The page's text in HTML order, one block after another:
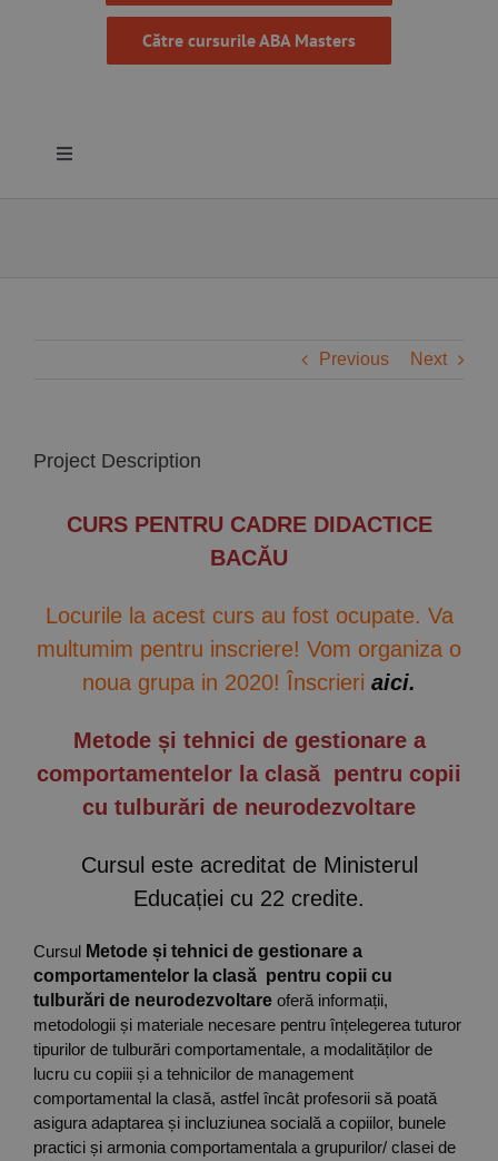
Către cursurile ABA Masters
Toggle
Contact
Previous Next
Project Description
CURS PENTRU CADRE DIDACTICE
BACĂU
Locurile la acest curs au fost ocupate. Va
multumim pentru inscriere! Vom organiza o
noua grupa in 2020! Înscrieri aici.
Metode și tehnici de gestionare a
comportamentelor la clasă pentru copii
cu tulburări de neurodezvoltare
Cursul este acreditat de Ministerul
Educației cu 22 credite.
Cursul Metode și tehnici de gestionare a
comportamentelor la clasă pentru copii cu
tulburări de neurodezvoltare oferă informații,
metodologii și materiale necesare pentru înțelegerea tuturor
tipurilor de tulburări comportamentale, a modalităților de
lucru cu copiii și a tehnicilor de management
comportamental la clasă, astfel încât profesorii să poată
asigura adaptarea și incluziunea socială a copiilor, bunele
practici și armonia comportamentala a grupurilor/ clasei de